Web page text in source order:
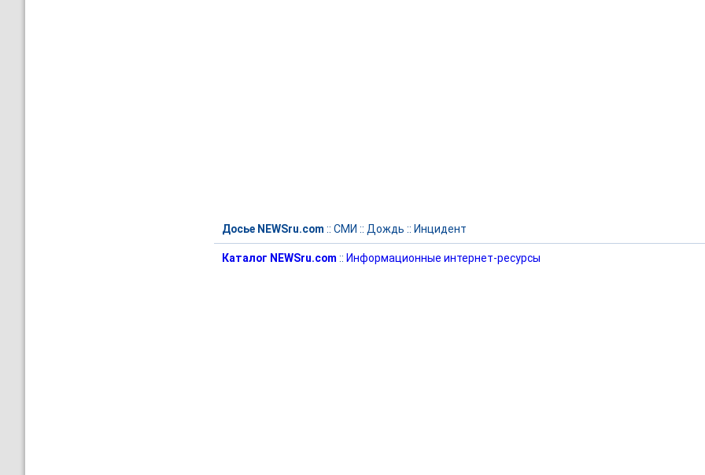
Досье NEWSru.com :: СМИ :: Дождь :: Инцидент
Каталог NEWSru.com :: Информационные интернет-ресурсы